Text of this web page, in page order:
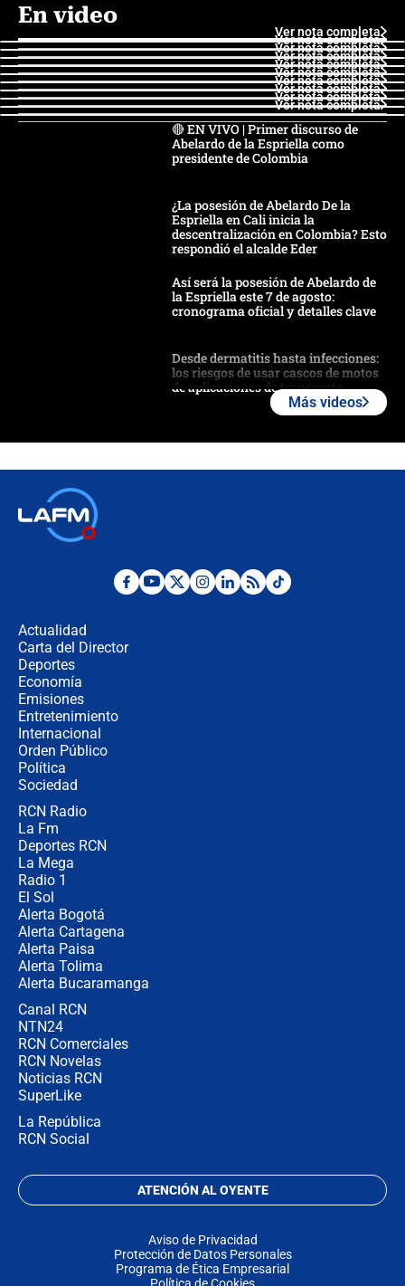
En video
Ver nota completa
Ver nota completa
Ver nota completa
Ver nota completa
Ver nota completa
Ver nota completa
Ver nota completa
Ver nota completa
Ver nota completa
Ver nota completa
🔴 EN VIVO | Primer discurso de
Abelardo de la Espriella como
presidente de Colombia
¿La posesión de Abelardo De la
Espriella en Cali inicia la
descentralización en Colombia? Esto
respondió el alcalde Eder
Así será la posesión de Abelardo de
la Espriella este 7 de agosto:
cronograma oficial y detalles clave
Desde dermatitis hasta infecciones:
los riesgos de usar cascos de motos
de aplicaciones de transporte
Posesión de Abelardo De La Espriella
Más videos
Actualidad
Carta del Director
Deportes
Economía
Emisiones
Entretenimiento
Internacional
Orden Público
Política
Sociedad
RCN Radio
La Fm
Deportes RCN
La Mega
Radio 1
El Sol
Alerta Bogotá
Alerta Cartagena
Alerta Paisa
Alerta Tolima
Alerta Bucaramanga
Canal RCN
NTN24
RCN Comerciales
RCN Novelas
Noticias RCN
SuperLike
La República
RCN Social
ATENCIÓN AL OYENTE
Aviso de Privacidad
Protección de Datos Personales
Programa de Ética Empresarial
Política de Cookies